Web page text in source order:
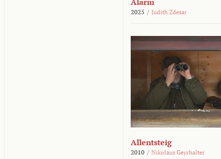
2025 / Judith Zdesar
Allentsteig
2010 / Nikolaus Geyrhalter